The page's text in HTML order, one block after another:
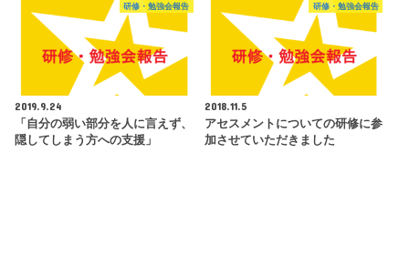
研修・勉強会報告
2019.9.24
「自分の弱い部分を人に言えず、
隠してしまう方への支援」
研修・勉強会報告
2018.11.5
アセスメントについての研修に参
加させていただきました